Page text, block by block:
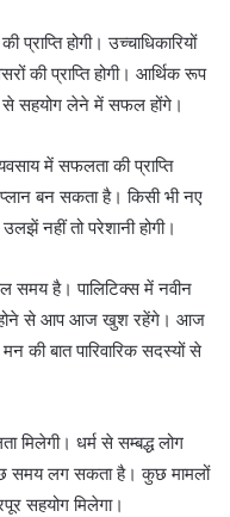
होगी। उच्चाधिकारियों
की प्राप्ति होगी। आर्थिक रूप
से सहयोग लेने में सफल होंगे।
में सफलता की प्राप्ति
बन सकता है। किसी भी नए
नहीं तो परेशानी होगी।
समय है। पालिटिक्स में नवीन
होने से आप आज खुश रहेंगे। आज
की बात पारिवारिक सदस्यों से
धर्म से सम्बद्ध लोग
समय लग सकता है। कुछ मामलों
सहयोग मिलेगा।